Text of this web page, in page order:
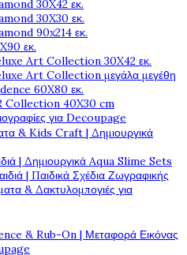
30X42 εκ.
30X30 εκ.
90x214 εκ.
εκ.
Art Collection 30X42 εκ.
Art Collection μεγάλα μεγέθη
60X80 εκ.
Collection 40X30 cm
για Decoupage
& Kids Craft | Δημιουργικά
| Δημιουργικά Aqua Slime Sets
| Παιδικά Σχέδια Ζωγραφικής
& Δακτυλομπογιές για
& Rub-On | Μεταφορά Εικόνας